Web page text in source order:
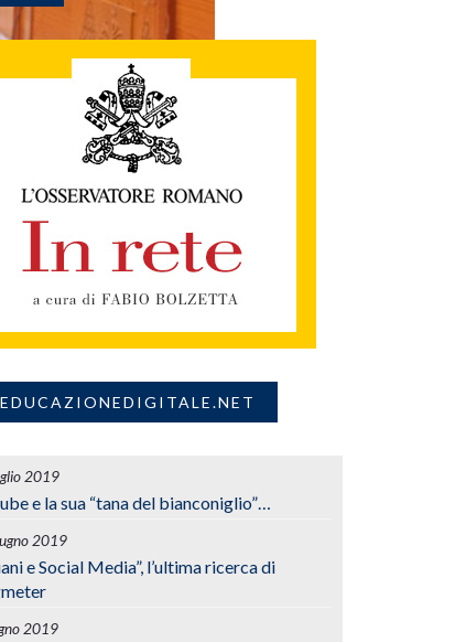
2019
e la sua “tana del bianconiglio”…
2019
e Social Media”, l’ultima ricerca di
2019